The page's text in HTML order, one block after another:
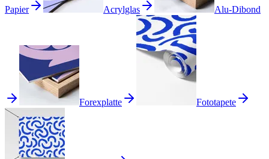
Papier Acrylglas Alu-Dibond
Forexplatte Fototapete